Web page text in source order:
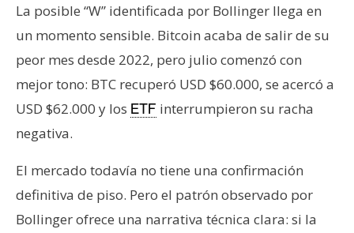
La posible “W” identificada por Bollinger llega en
un momento sensible. Bitcoin acaba de salir de su
peor mes desde 2022, pero julio comenzó con
mejor tono: BTC recuperó USD $60.000, se acercó a
USD $62.000 y los ETF interrumpieron su racha
negativa.
El mercado todavía no tiene una confirmación
definitiva de piso. Pero el patrón observado por
Bollinger ofrece una narrativa técnica clara: si la